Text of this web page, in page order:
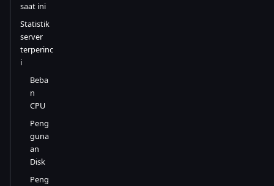
saat ini
Statistik
server
terperinc
i
Beba
n
CPU
Peng
guna
an
Disk
Peng